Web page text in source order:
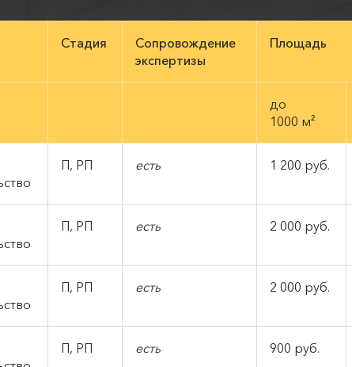
Стадия
Сопровождение
экспертизы
Площадь
до
1000 м²
П, РП есть 1 200 руб.
П, РП есть 2 000 руб.
П, РП есть 2 000 руб.
П, РП есть 900 руб.